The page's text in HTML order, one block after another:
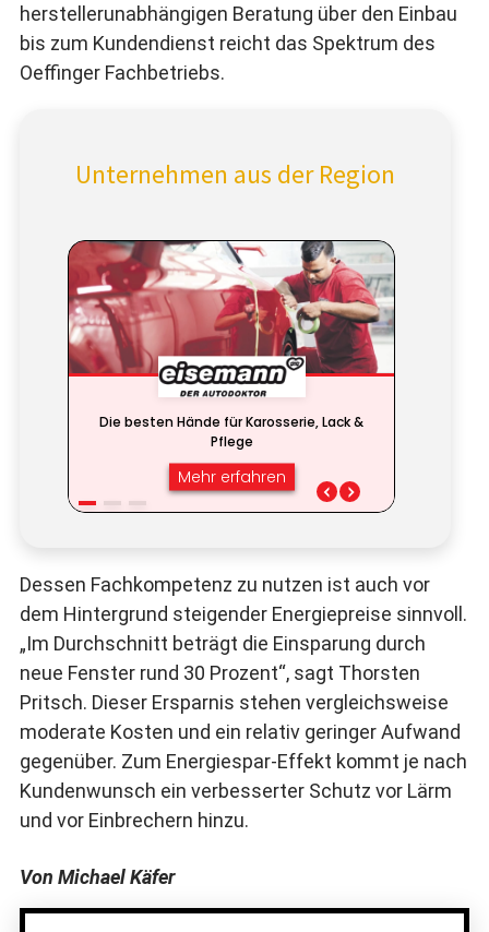
herstellerunabhängigen Beratung über den Einbau
bis zum Kundendienst reicht das Spektrum des
Oeffinger Fachbetriebs.
Unternehmen aus der Region
Dessen Fachkompetenz zu nutzen ist auch vor
dem Hintergrund steigender Energiepreise sinnvoll.
„Im Durchschnitt beträgt die Einsparung durch
neue Fenster rund 30 Prozent“, sagt Thorsten
Pritsch. Dieser Ersparnis stehen vergleichsweise
moderate Kosten und ein relativ geringer Aufwand
gegenüber. Zum Energiespar-Effekt kommt je nach
Kundenwunsch ein verbesserter Schutz vor Lärm
und vor Einbrechern hinzu.
Von Michael Käfer